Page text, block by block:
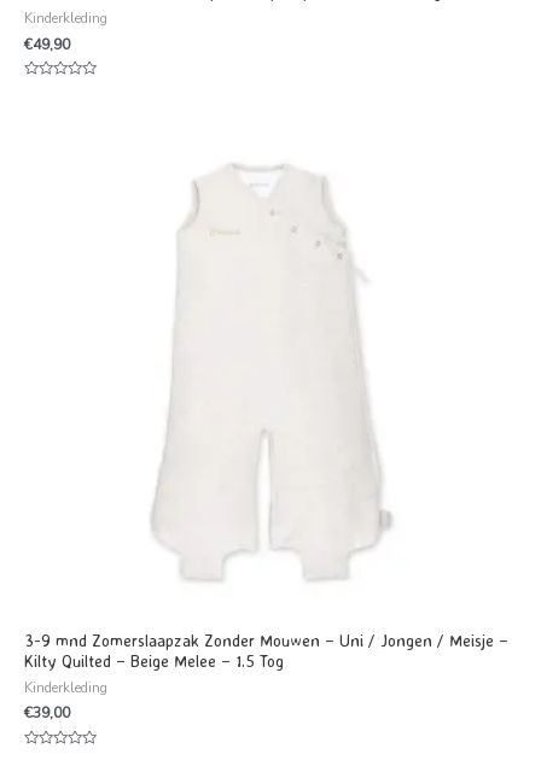
Kinderkleding
€49,90
3-9 mnd Zomerslaapzak Zonder Mouwen – Uni / Jongen / Meisje –
Kilty Quilted – Beige Melee – 1.5 Tog
Kinderkleding
€39,00